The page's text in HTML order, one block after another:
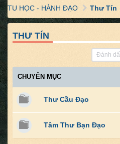
TU HỌC - HÀNH ĐẠO Thư Tín
THƯ TÍN
Đánh
CHUYÊN MỤC
Thư Cầu Đạo
Tâm Thư Bạn Đạo